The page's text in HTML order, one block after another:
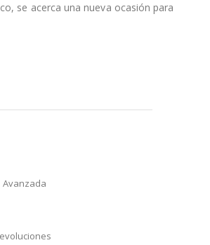
se acerca una nueva ocasión para